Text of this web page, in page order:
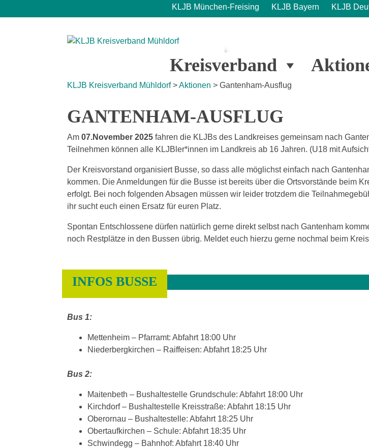
to
KLJB München-Freising KLJB Bayern KLJB
Kreisverband
KLJB Kreisverband Mühldorf>Aktionen > Gantenham-Ausflug
GANTENHAM-AUSFLUG
Am 07.November 2025 fahren die KLJBs des Landkreises gemeinsam nach
Teilnehmen können alle KLJBler*innen im Landkreis ab 16 Jahren. (U18 mit
Der Kreisvorstand organisiert Busse, so dass alle möglichst einfach nach
kommen. Die Anmeldungen für die Busse ist bereits über die Ortsvorstände beim
erfolgt. Bei noch folgenden Absagen müssen wir leider trotzdem die
ihr sucht euch einen Ersatz für euren Platz.
Spontan Entschlossene dürfen natürlich gerne direkt selbst nach Gantenham
noch Restplätze in den Bussen übrig. Meldet euch hierzu gerne nochmal beim
INFOS BUSSE
Bus 1:
Mettenheim – Pfarramt: Abfahrt 18:00 Uhr
Niederbergkirchen – Raiffeisen: Abfahrt 18:25 Uhr
Bus 2:
Maitenbeth – Bushaltestelle Grundschule: Abfahrt 18:00 Uhr
Kirchdorf – Bushaltestelle Kreisstraße: Abfahrt 18:15 Uhr
Oberornau – Bushaltestelle: Abfahrt 18:25 Uhr
Obertaufkirchen – Schule: Abfahrt 18:35 Uhr
Schwindegg – Bahnhof: Abfahrt 18:40 Uhr